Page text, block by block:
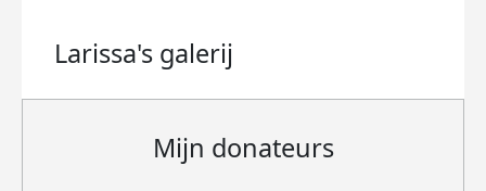
Larissa's galerij
Mijn donateurs